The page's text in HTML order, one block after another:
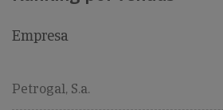
Empresa
Petrogal, S.a.